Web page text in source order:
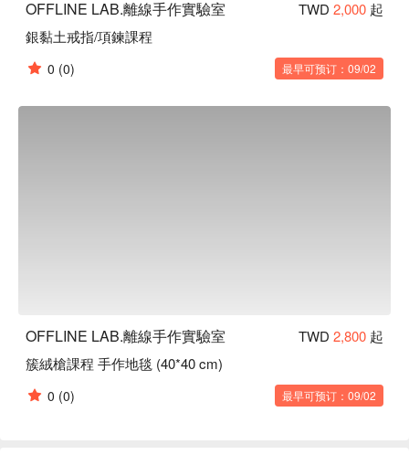
OFFLINE LAB.離線手作實驗室 TWD 2,000 起
銀黏土戒指/項鍊課程
0 (0) 最早可预订：09/02
OFFLINE LAB.離線手作實驗室 TWD 2,800 起
簇絨槍課程 手作地毯 (40*40 cm)
0 (0) 最早可预订：09/02